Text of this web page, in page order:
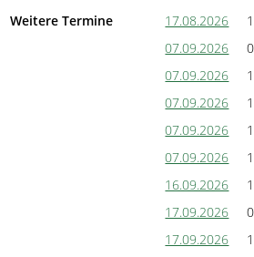
Weitere Termine 17.08.2026
07.09.2026
07.09.2026
07.09.2026
07.09.2026
07.09.2026
16.09.2026
17.09.2026
17.09.2026